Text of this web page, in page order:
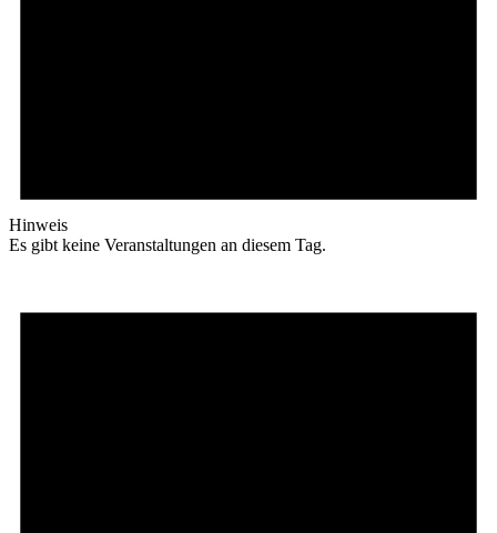
Hinweis
Es gibt keine Veranstaltungen an diesem Tag.